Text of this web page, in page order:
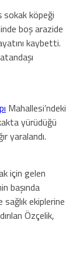
sokak köpeği
boş arazide
kaybetti.
Mahallesi’ndeki
yürüdüğü
yaralandı.
için gelen
başında
ekiplerine
Özçelik,